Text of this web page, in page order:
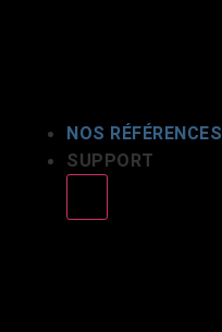
NOS RÉFÉRENCES
SUPPORT